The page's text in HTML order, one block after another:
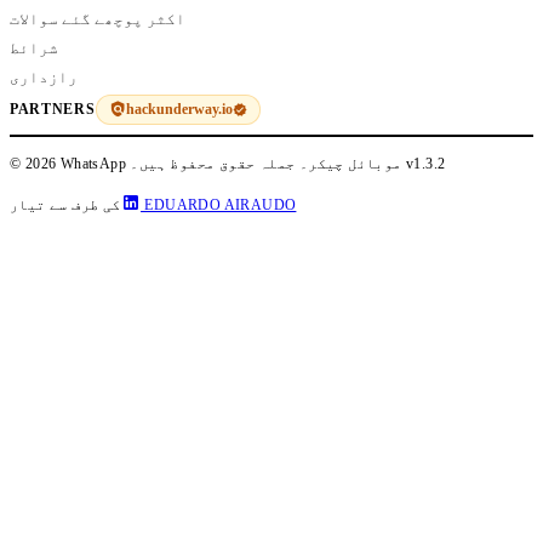
اکثر پوچھے گئے سوالات
شرائط
رازداری
PARTNERS hackunderway.io
© 2026 WhatsApp موبائل چیکر۔ جملہ حقوق محفوظ ہیں۔v1.3.2
کی طرف سے تیار EDUARDO AIRAUDO